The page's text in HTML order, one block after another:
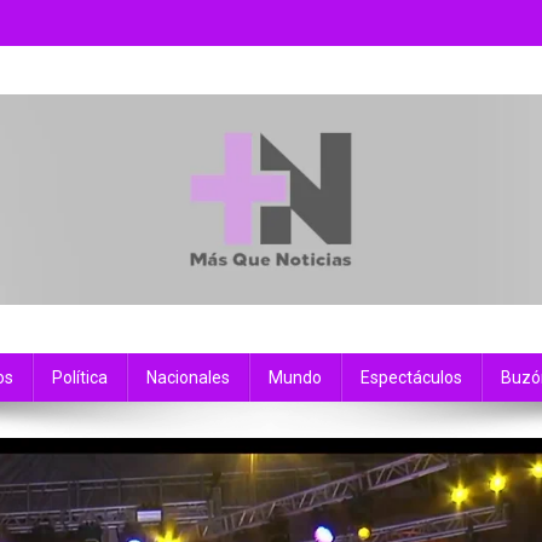
Política Nacionales Mundo Espectáculos